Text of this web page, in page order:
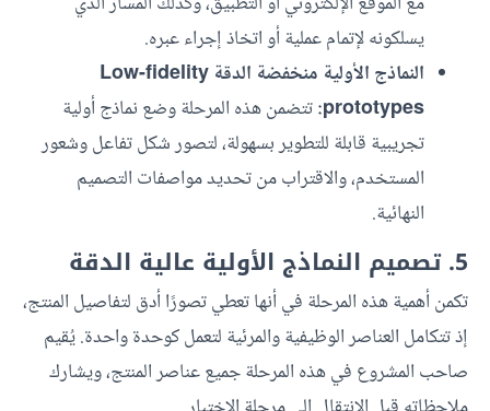
يسلكونه لإتمام عملية أو اتخاذ إجراء عبره.
النماذج الأولية منخفضة الدقة Low-fidelity
prototypes: تتضمن هذه المرحلة وضع نماذج أولية
تجريبية قابلة للتطوير بسهولة، لتصور شكل تفاعل وشعور
المستخدم، والاقتراب من تحديد مواصفات التصميم
النهائية.
5. تصميم النماذج الأولية عالية الدقة
تكمن أهمية هذه المرحلة في أنها تعطي تصورًا أدق لتفاصيل المنتج،
إذ تتكامل العناصر الوظيفية والمرئية لتعمل كوحدة واحدة. يُقيم
صاحب المشروع في هذه المرحلة جميع عناصر المنتج، ويشارك